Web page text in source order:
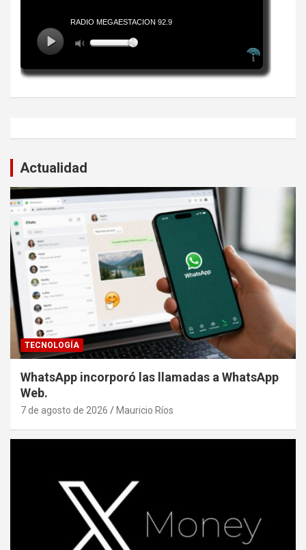
Actualidad
TECNOLOGÍA
WhatsApp incorporó las llamadas a WhatsApp
Web.
7 de agosto de 2026 Mauricio Ríos